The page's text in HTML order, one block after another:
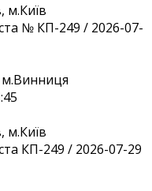
м.Київ
№ КП-249 / 2026-07-
м.Винниця
м.Київ
КП-249 / 2026-07-29